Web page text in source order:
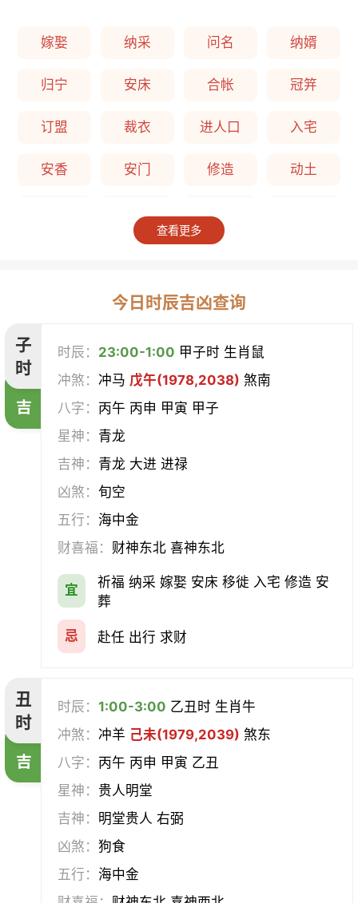
嫁娶 纳采 问名 纳婿
归宁 安床 合帐 冠笄
订盟 裁衣 进人口 入宅
安香 安门 修造 动土
平治道涂 造桥
造仓 修饰垣墙 造船
造畜稠 盖屋
经络 酝酿 造车器
赴任 立券 置产 出货财
祭祀 祈福
移徙 分居 出火
放水 畋猎
查看更多
今日时辰吉凶查询
子
时
吉
时辰： 23:00-1:00 甲子时 生肖鼠
冲煞：冲马 戊午(1978,2038) 煞南
八字： 丙午 丙申 甲寅 甲子
星神： 青龙
吉神： 青龙 大进 进禄
凶煞：旬空
五行：海中金
财喜福： 财神东北 喜神东北
宜
祈福 纳采 嫁娶 安床 移徙 入宅 修造 安
葬
忌 赴任 出行 求财
丑
时
吉
时辰：1:00-3:00 乙丑时 生肖牛
冲煞：冲羊 己未(1979,2039) 煞东
八字： 丙午 丙申 甲寅 乙丑
星神： 贵人明堂
吉神： 明堂贵人 右弼
凶煞：狗食
五行：海中金